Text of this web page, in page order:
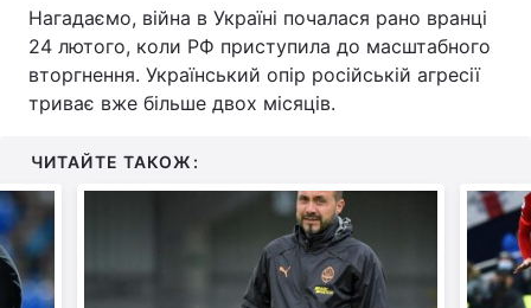
Нагадаємо, війна в Україні почалася рано вранці
24 лютого, коли РФ приступила до масштабного
вторгнення. Український опір російській агресії
триває вже більше двох місяців.
ЧИТАЙТЕ ТАКОЖ: